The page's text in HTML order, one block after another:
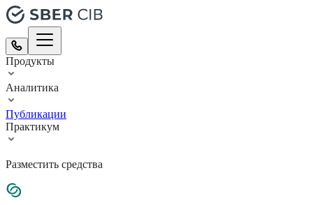
Продукты
Аналитика
Публикации
Практикум
Разместить средства